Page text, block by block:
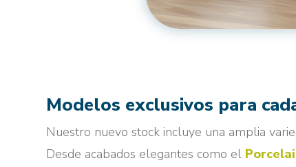
Modelos exclusivos para
Nuestro nuevo stock incluye una amplia
Desde acabados elegantes como el